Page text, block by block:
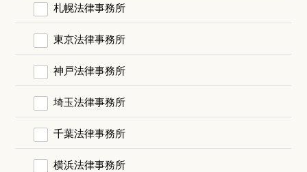
札幌法律事務所
東京法律事務所
神戸法律事務所
埼玉法律事務所
千葉法律事務所
横浜法律事務所